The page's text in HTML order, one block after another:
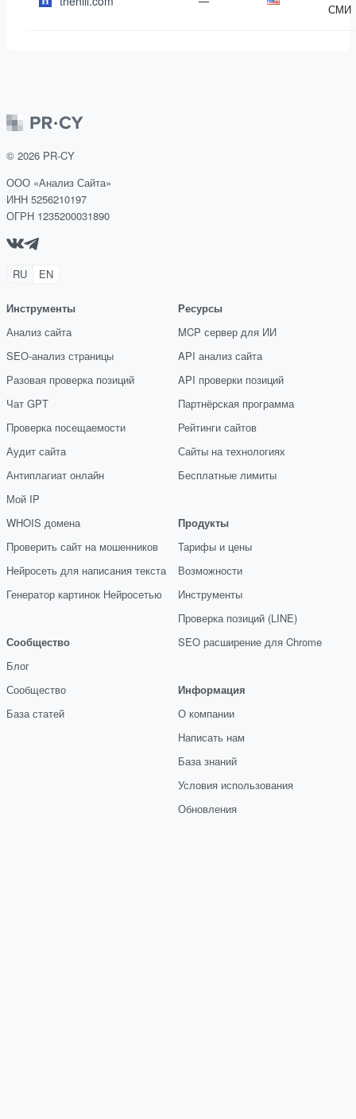
СМИ
© 2026 PR-CY
ООО «Анализ Сайта»
ИНН 5256210197
ОГРН 1235200031890
RU EN
Инструменты
Анализ сайта
SEO-анализ страницы
Разовая проверка позиций
Чат GPT
Проверка посещаемости
Аудит сайта
Антиплагиат онлайн
Мой IP
WHOIS домена
Проверить сайт на мошенников
Нейросеть для написания текста
Генератор картинок Нейросетью
Сообщество
Блог
Сообщество
База статей
Ресурсы
MCP сервер для ИИ
API анализ сайта
API проверки позиций
Партнёрская программа
Рейтинги сайтов
Сайты на технологиях
Бесплатные лимиты
Продукты
Тарифы и цены
Возможности
Инструменты
Проверка позиций (LINE)
SEO расширение для Chrome
Информация
О компании
Написать нам
База знаний
Условия использования
Обновления